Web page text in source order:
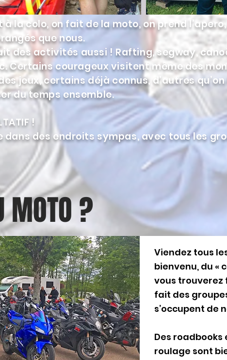
la colo, on fait de la moto, on prend
que nous.
des activités aussi ! Rafting, segway,
Certains courageux visitent même des
jeux, certains déjà connus, d’autres
du temps ensemble.
!
dans des endroits sympas, avec tous les
MOTO ?
Viendez tous
bienvenu, du «
vous trouverez
fait des
s’occupent de
Des
roulage sont